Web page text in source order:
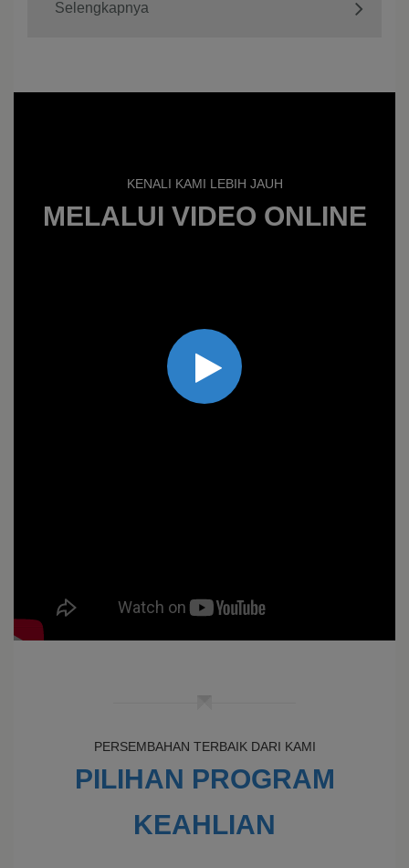
Selengkapnya
KENALI KAMI LEBIH JAUH
MELALUI VIDEO ONLINE
PERSEMBAHAN TERBAIK DARI KAMI
PILIHAN PROGRAM
KEAHLIAN